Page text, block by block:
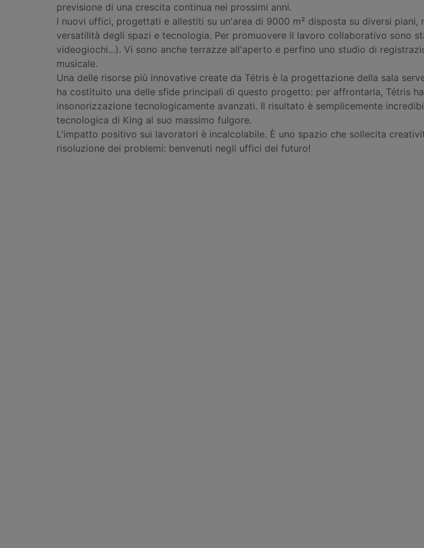
previsione di una crescita continua nei prossimi anni.
I nuovi uffici, progettati e allestiti su un'area di 9000 m² disposta su diversi
versatilità degli spazi e tecnologia. Per promuovere il lavoro collaborativo sono
videogiochi...). Vi sono anche terrazze all'aperto e perfino uno studio di
musicale.
Una delle risorse più innovative create da Tétris è la progettazione della sala
ha costituito una delle sfide principali di questo progetto: per affrontarla, Tétris
insonorizzazione tecnologicamente avanzati. Il risultato è semplicemente
tecnologica di King al suo massimo fulgore.
L'impatto positivo sui lavoratori è incalcolabile. È uno spazio che sollecita
risoluzione dei problemi: benvenuti negli uffici del futuro!